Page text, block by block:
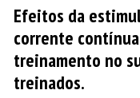
Efeitos da
corrente
treinamento no
treinados.